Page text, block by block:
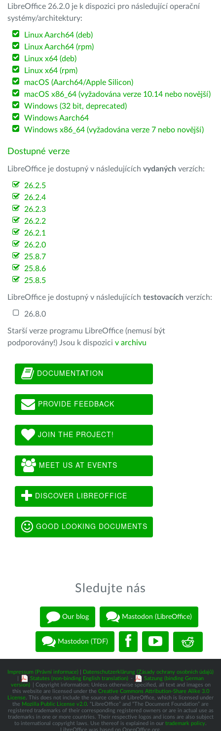
LibreOffice 26.2.0 je k dispozici pro následující operační
systémy/architektury:
Linux Aarch64 (deb)
Linux Aarch64 (rpm)
Linux x64 (deb)
Linux x64 (rpm)
macOS (Aarch64/Apple Silicon)
macOS x86_64 (vyžadována verze 10.14 nebo novější)
Windows (32 bit, deprecated)
Windows Aarch64
Windows x86_64 (vyžadována verze 7 nebo novější)
Dostupné verze
LibreOffice je dostupný v následujících vydaných verzích:
26.2.5
26.2.4
26.2.3
26.2.2
26.2.1
26.2.0
25.8.7
25.8.6
25.8.5
LibreOffice je dostupný v následujících testovacích verzích:
26.8.0
Starší verze programu LibreOffice (nemusí být
podporovány!) Jsou k dispozici v archivu
DOCUMENTATION
PROVIDE FEEDBACK
JOIN THE PROJECT!
MEET US AT EVENTS
DISCOVER LIBREOFFICE
GOOD LOOKING DOCUMENTS
Sledujte nás
Our blog Mastodon (LibreOffice)
Mastodon (TDF)
Impressum (Právní informace)
Datenschutzerklärung (Zásady ochrany osobních údajů)
Statutes (non-binding English translation) -
Satzung (binding German
version)
| Copyright information: Unless otherwise specified, all text and images on
this website are licensed under the Creative Commons Attribution-Share Alike 3.0
License . This does not include the source code of LibreOffice, which is licensed under
the Mozilla Public License v2.0 . “LibreOffice” and “The Document Foundation” are
registered trademarks of their corresponding registered owners or are in actual use as
trademarks in one or more countries. Their respective logos and icons are also subject
to international copyright laws. Use thereof is explained in our trademark policy
LibreOffice was based on OpenOffice.org.